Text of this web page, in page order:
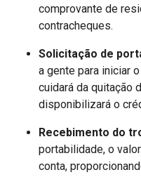
comprovante de
contracheques.
Solicitação de
a gente para iniciar
cuidará da quitação
disponibilizará o
Recebimento do
portabilidade, o
conta,